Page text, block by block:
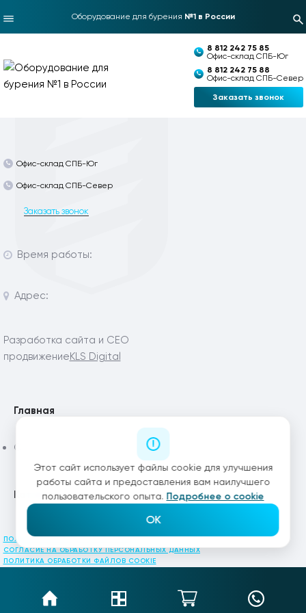
Оборудование для бурения №1 в России
8 812 242 75 85
Офис-склад СПБ-Юг
8 812 242 75 88
Офис-склад СПБ-Север
Заказать звонок
Офис-склад СПБ-Юг
Офис-склад СПБ-Север
Заказать звонок
Время работы:
Адрес:
Разработка сайта и СЕО
продвижениеKLS Digital
Главная
Статьи
Каталог
ПОЛИТИКА КОНФИДЕНЦИАЛЬНОСТИ
СОГЛАСИЕ НА ОБРАБОТКУ ПЕРСОНАЛЬНЫХ ДАННЫХ
ПОЛИТИКА ОБРАБОТКИ ФАЙЛОВ COOKIE
Этот сайт использует файлы cookie для улучшения
работы сайта и предоставления вам наилучшего
пользовательского опыта. Подробнее о cookie
OK